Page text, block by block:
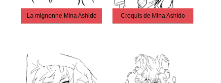
La mignonne Mina Ashido Croquis de Mina Ashido